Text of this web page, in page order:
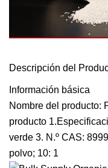
Descripción del
Información básica
Nombre del producto:
producto
verde 3. N.º CAS:
polvo; 10: 1